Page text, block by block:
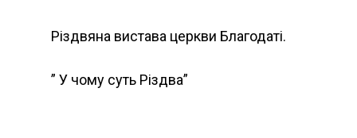
Різдвяна вистава церкви Благодаті.
” У чому суть Різдва”